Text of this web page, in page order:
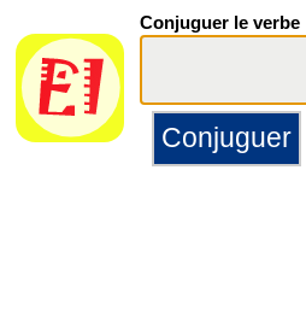
Conjuguer le verbe